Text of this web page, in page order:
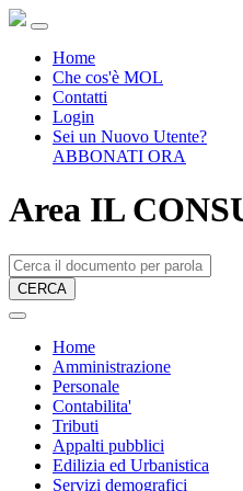
Home
Che cos'è MOL
Contatti
Login
Sei un Nuovo Utente?
ABBONATI ORA
Area IL
CERCA
Home
Amministrazione
Personale
Contabilita'
Tributi
Appalti pubblici
Edilizia ed Urbanistica
Servizi demografici